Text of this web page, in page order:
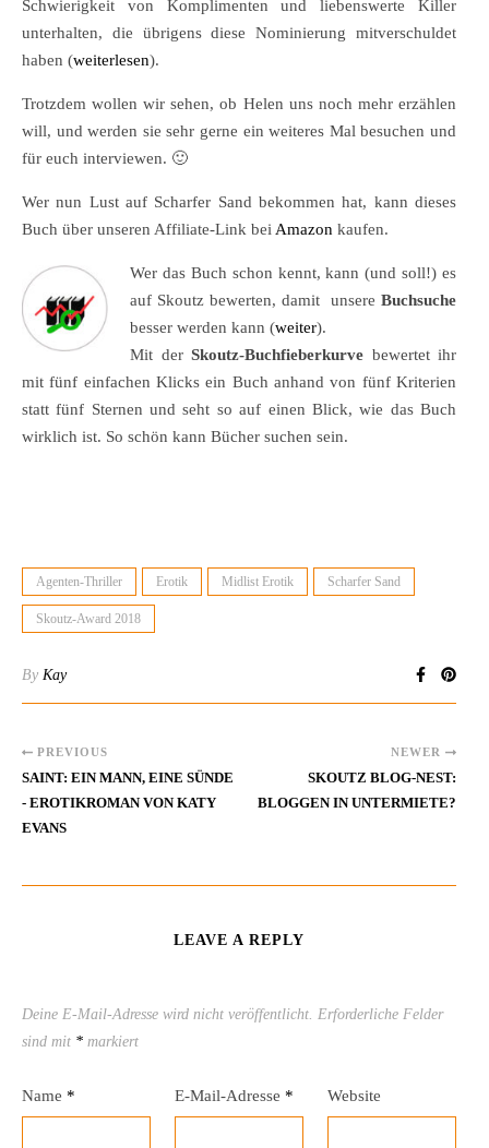
Schwierigkeit von Komplimenten und liebenswerte Killer
unterhalten, die übrigens diese Nominierung mitverschuldet
haben (weiterlesen).
Trotzdem wollen wir sehen, ob Helen uns noch mehr erzählen
will, und werden sie sehr gerne ein weiteres Mal besuchen und
für euch interviewen. 🙂
Wer nun Lust auf Scharfer Sand bekommen hat, kann dieses
Buch über unseren Affiliate-Link beiAmazon kaufen.
Wer das Buch schon kennt, kann (und soll!) es
auf Skoutz bewerten, damit unsere Buchsuche
besser werden kann (weiter).
Mit der Skoutz-Buchfieberkurve bewertet ihr
mit fünf einfachen Klicks ein Buch anhand von fünf Kriterien
statt fünf Sternen und seht so auf einen Blick, wie das Buch
wirklich ist. So schön kann Bücher suchen sein.
Agenten-Thriller Erotik Midlist Erotik Scharfer Sand
Skoutz-Award 2018
By Kay
PREVIOUS
SAINT: EIN MANN, EINE SÜNDE
- EROTIKROMAN VON KATY
EVANS
NEWER
SKOUTZ BLOG-NEST:
BLOGGEN IN UNTERMIETE?
LEAVE A REPLY
Deine E-Mail-Adresse wird nicht veröffentlicht. Erforderliche Felder
sind mit * markiert
Name * E-Mail-Adresse * Website